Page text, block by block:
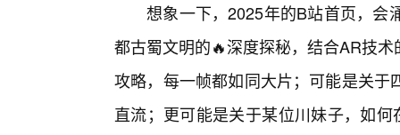
想象一下，2025年的B站首页，会
都古蜀文明的🔥深度探秘，结合AR技
攻略，每一帧都如同大片；可能是关
直流；更可能是关于某位川妹子，如